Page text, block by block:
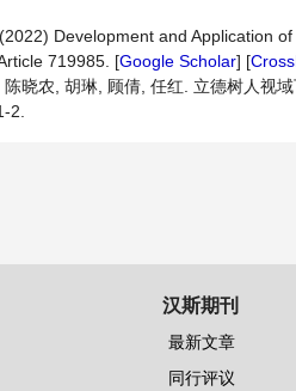
Development and Application
719985. [Google Scholar] [
晓农, 胡琳, 顾倩, 任红. 立德树人视
2.
汉斯期刊
最新文章
同行评议